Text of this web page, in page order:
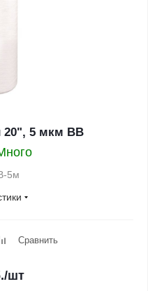
Картридж нитяной 20", 5 мкм BB
5м
Сравнить
/шт